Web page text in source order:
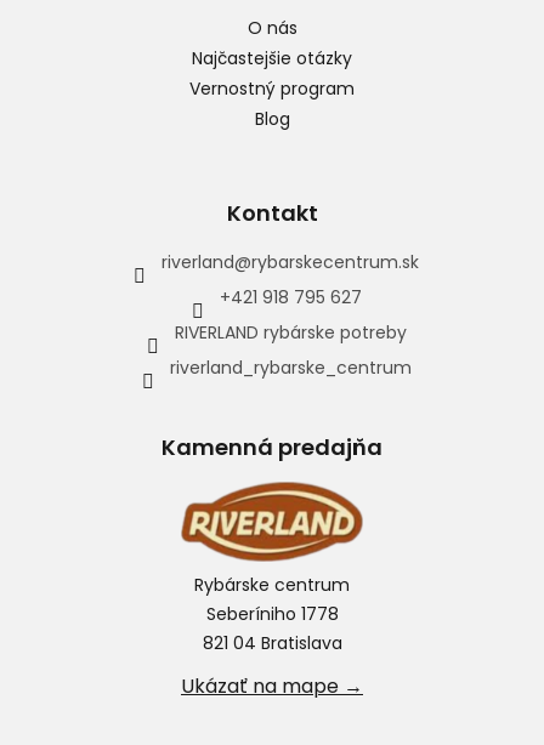
O nás
Najčastejšie otázky
Vernostný program
Blog
Kontakt
riverland@rybarskecentrum.sk
+421 918 795 627
RIVERLAND rybárske potreby
riverland_rybarske_centrum
Kamenná predajňa
Rybárske centrum
Seberíniho 1778
821 04 Bratislava
Ukázať na mape →